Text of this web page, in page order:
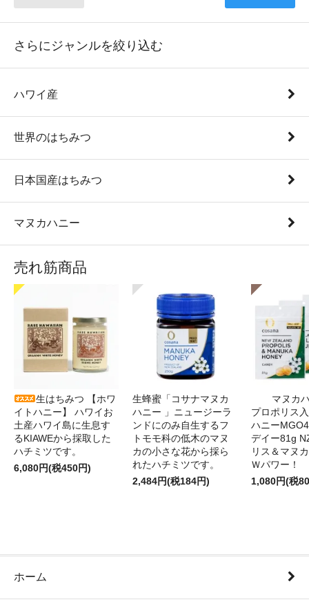
さらにジャンルを絞り込む
ハワイ産
世界のはちみつ
日本国産はちみつ
マヌカハニー
売れ筋商品
生はちみつ 【ホワ
イトハニー】 ハワイお
土産ハワイ島に生息す
るKIAWEから採取した
ハチミツです。
6,080円(税450円)
生蜂蜜「コサナマヌカ
ハニー 」ニュージーラ
ンドにのみ自生するフ
トモモ科の低木のマヌ
カの小さな花から採ら
れたハチミツです。
2,484円(税184円)
マヌカ
プロポリス
ハニー
デイー81g
リス＆マヌ
Ｗパワー！
1,080円(税
ホーム